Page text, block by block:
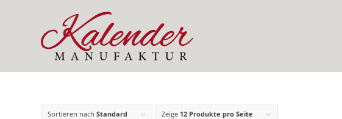
Sortieren nach Standard Zeige 12 Produkte pro Seite